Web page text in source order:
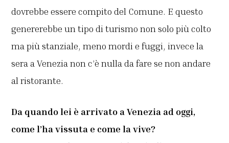
dovrebbe essere compito del Comune. E questo
genererebbe un tipo di turismo non solo più colto
ma più stanziale, meno mordi e fuggi, invece la
sera a Venezia non c’è nulla da fare se non andare
al ristorante.
Da quando lei è arrivato a Venezia ad oggi,
come l’ha vissuta e come la vive?